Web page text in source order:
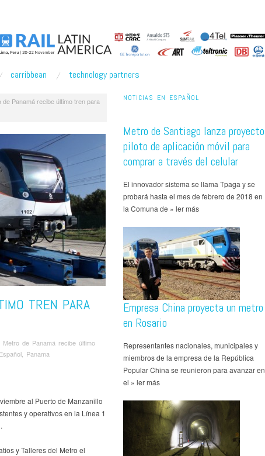
carribbean technology partners
de Panamá recibe último tren para
TREN PARA
Metro de Panamá recibe último
Español Panama
al Puerto de Manzanillo
y operativos en la Línea 1
y Talleres del Metro el
NOTICIAS EN ESPAÑOL
Metro de Santiago lanza proyecto
piloto de aplicación móvil para
comprar a través del celular
El innovador sistema se llama Tpaga y se
probará hasta el mes de febrero de 2018 en
la Comuna de » ler más
Empresa China proyecta un metro
en Rosario
Representantes nacionales, municipales y
miembros de la empresa de la República
Popular China se reunieron para avanzar en
el » ler más